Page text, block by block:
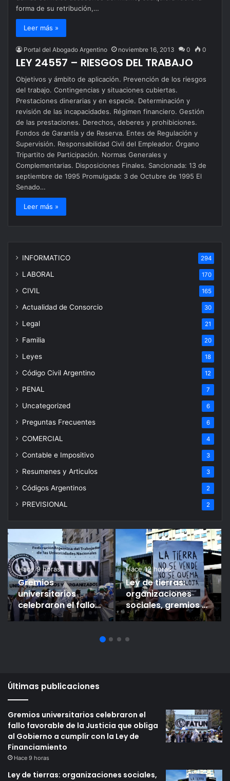
forma de su retribución,…
Leer más »
Portal del Abogado Argentino noviembre 16, 2013 0 0
LEY 24557 – RIESGOS DEL TRABAJO
Objetivos y ámbito de aplicación. Prevención de los riesgos
del trabajo. Contingencias y situaciones cubiertas.
Prestaciones dinerarias y en especie. Determinación y
revisión de las incapacidades. Régimen financiero. Gestión
de las prestaciones. Derechos, deberes y prohibiciones.
Fondos de Garantía y de Reserva. Entes de Regulación y
Supervisión. Responsabilidad Civil del Empleador. Órgano
Tripartito de Participación. Normas Generales y
Complementarias. Disposiciones Finales. Sancionada: 13 de
septiembre de 1995 Promulgada: 3 de Octubre de 1995 El
Senado…
Leer más »
INFORMATICO 294
LABORAL 170
CIVIL 165
Actualidad de Consorcio 30
Legal 21
Familia 20
Leyes 18
Código Civil Argentino 12
PENAL 7
Uncategorized 6
Preguntas Frecuentes 6
COMERCIAL 4
Contable e Impositivo 3
Resumenes y Articulos 3
Códigos Argentinos 2
PREVISIONAL 2
Hace 9 horas
Gremios
universitarios
celebraron el fallo
favorable de la
Hace 12 horas
Ley de tierras:
organizaciones
sociales, gremios y
famosos se suman
Congreso
Últimas publicaciones
Gremios universitarios celebraron el
fallo favorable de la Justicia que obliga
al Gobierno a cumplir con la Ley de
Financiamiento
Hace 9 horas
Ley de tierras: organizaciones sociales,